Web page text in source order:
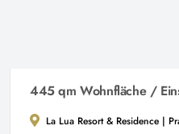
La Lua Resort & Residence |